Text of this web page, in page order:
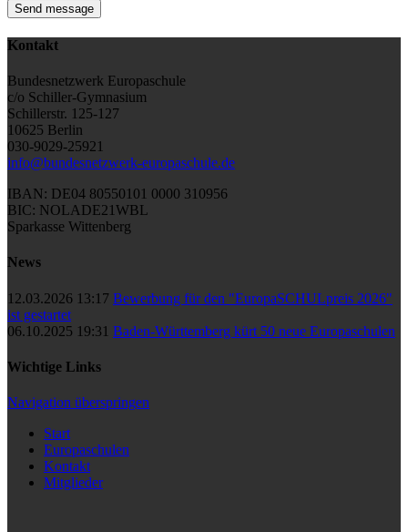
Send message
Kontakt
Bundesnetzwerk Europaschule
c/o Schiller-Gymnasium
Schillerstr. 125-127
10625 Berlin
030-9029-25921
info@bundesnetzwerk-europaschule.de
IBAN: DE04 80550101 0000 310956
BIC: NOLADE21WBL
Sparkasse Wittenberg
News
12.03.2026 13:17 Bewerbung für den "EuropaSCHULpreis 2026"
ist gestartet
06.10.2025 19:31 Baden-Württemberg kürt 50 neue Europaschulen
Wichtige Links
Navigation überspringen
Start
Europaschulen
Kontakt
Mitglieder